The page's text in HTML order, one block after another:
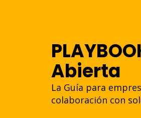
Abierta
La Guía para
colaboración con